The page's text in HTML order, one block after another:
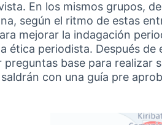
En los mismos grupos,
según el ritmo de estas
mejorar la indagación
ética periodista. Después de
base para realizar
con una guía pre